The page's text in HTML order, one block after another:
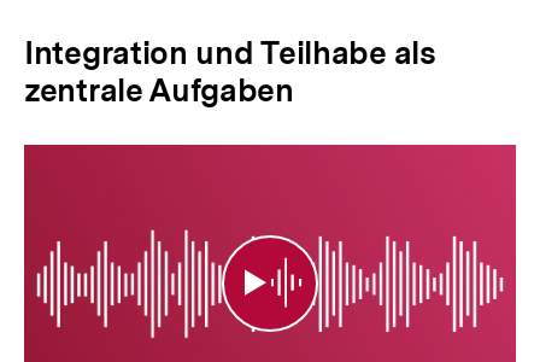
Integration und Teilhabe als
zentrale Aufgaben
Teilhabe
als
zentrale